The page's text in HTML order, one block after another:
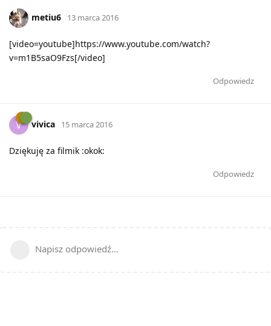
metiu6 13 marca 2016
[video=youtube]https://www.youtube.com/watch?
v=m1B5saO9Fzs[/video]
Odpowiedz
V vivica 15 marca 2016
Dziękuję za filmik :okok:
Odpowiedz
Napisz odpowiedź...